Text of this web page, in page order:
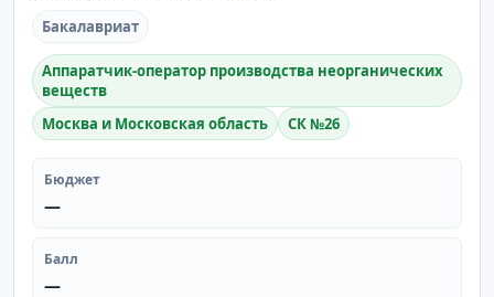
Бакалавриат
Аппаратчик-оператор производства неорганических
веществ
Москва и Московская область
СК №26
Бюджет
—
Балл
—